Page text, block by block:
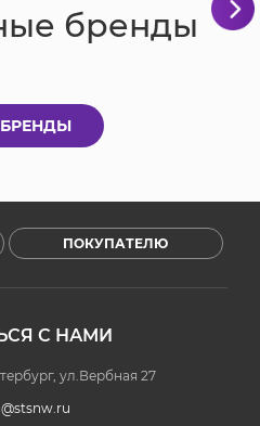
бренды
БРЕНДЫ
ПОКУПАТЕЛЮ
С НАМИ
ул.Вербная 27